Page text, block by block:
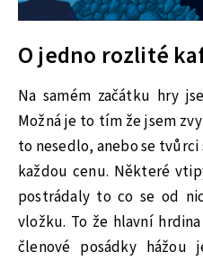
O jedno rozlité
Na samém začátku hry
Možná je to tím že jsem
to nesedlo, anebo se
každou cenu. Některé
postrádaly to co se od
vložku. To že hlavní
členové posádky hážou